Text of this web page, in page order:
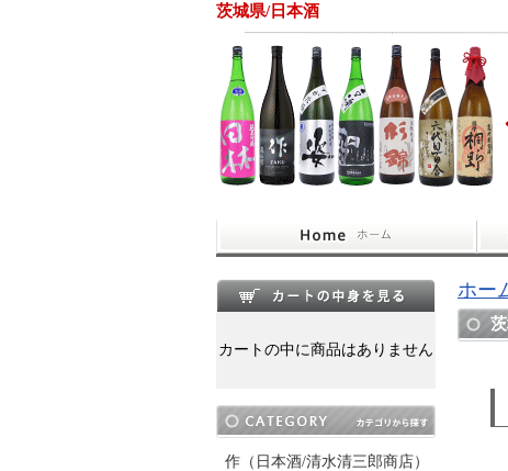
茨城県/日本酒
カートの中に商品はありません
作（日本酒/清水清三郎商店）
ホー